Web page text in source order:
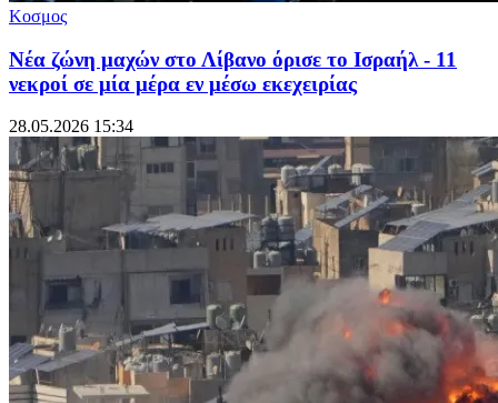
Κοσμος
Νέα ζώνη μαχών στο Λίβανο όρισε το Ισραήλ - 11
νεκροί σε μία μέρα εν μέσω εκεχειρίας
28.05.2026 15:34